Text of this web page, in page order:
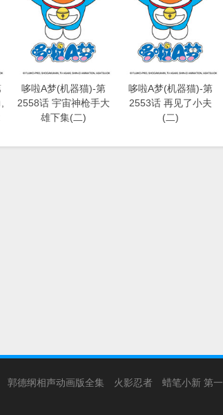
哆啦A梦(机器猫)-第
2558话 宇宙神枪手大
雄下集(二)
哆啦A梦(机器猫)-第
2553话 再见了小夫
(二)
郭德纲相声动画版全集 火影忍者 蜡笔小新 第